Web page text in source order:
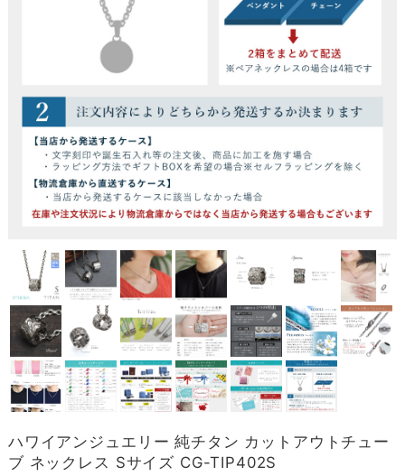
ハワイアンジュエリー 純チタン カットアウトチュー
ブ ネックレス Sサイズ CG-TIP402S